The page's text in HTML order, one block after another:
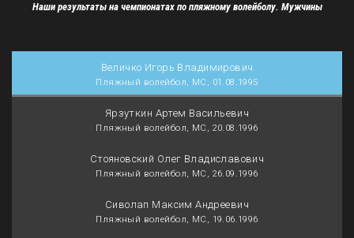
Наши результаты на чемпионатах по пляжному волейболу. Мужчины
Величко Игорь Владимирович
Пляжный волейбол, МС, 01.08.1995
Ярзуткин Артем Васильевич
Пляжный волейбол, МС, 20.08.1996
Стояновский Олег Владиславович
Пляжный волейбол, МС, 26.09.1996
Сиволап Максим Андреевич
Пляжный волейбол, МС, 19.06.1996